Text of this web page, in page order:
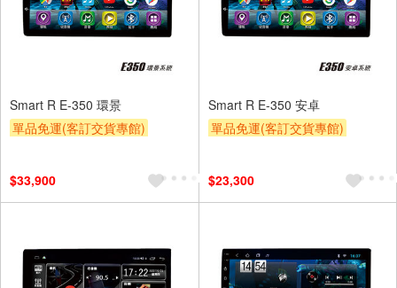
Smart R E-350 環景
單品免運(客訂交貨專館)
$33,900
Smart R E-350 安卓
單品免運(客訂交貨專館)
$23,300